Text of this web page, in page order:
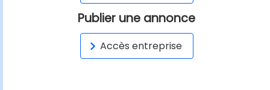
Publier une annonce
Accès entreprise